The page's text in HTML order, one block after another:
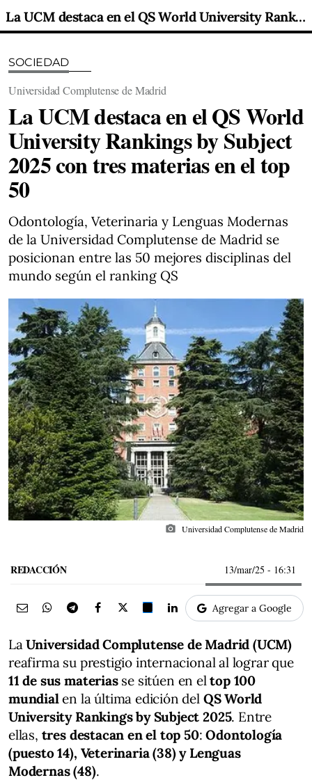
La UCM destaca en el QS World University Rankings by Subject 2025 con tres materias en el top 50
SOCIEDAD
Universidad Complutense de Madrid
La UCM destaca en el QS World
University Rankings by Subject
2025 con tres materias en el top
50
Odontología, Veterinaria y Lenguas Modernas
de la Universidad Complutense de Madrid se
posicionan entre las 50 mejores disciplinas del
mundo según el ranking QS
photo_camera Universidad Complutense de Madrid
REDACCIÓN 13/mar/25 - 16:31
Agregar a Google
LaUniversidad Complutense de Madrid (UCM)
reafirma su prestigio internacional al lograr que
11 de sus materiasse sitúen en eltop 100
mundialen la última edición del QS World
University Rankings by Subject 2025. Entre
ellas, tres destacan en el top 50:Odontología
(puesto 14), Veterinaria (38) y Lenguas
Modernas (48).